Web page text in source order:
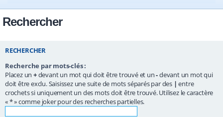
Rechercher
RECHERCHER
Recherche par mots-clés :
Placez un +devant un mot qui doit être trouvé et un-devant un mot qui
doit être exclu. Saisissez une suite de mots séparés par des | entre
crochets si uniquement un des mots doit être trouvé. Utilisez le caractère
« * » comme joker pour des recherches partielles.